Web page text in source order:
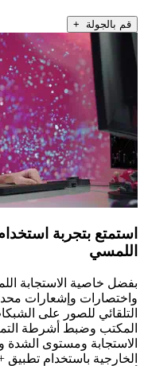
قم بالجولة +
استمتع بتجربة
اللمسي
بفضل خاصية الاستجابة
واختصارات وإشعارات
التلقائي للصور على
المكتب وضبط أشرطة
الاستجابة ومستوى الشدة